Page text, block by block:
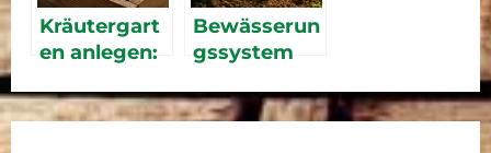
reiche Ernte
Kräutergart
en anlegen:
Küchenkräu
Bewässerun
gssystem
Tropfbewäs